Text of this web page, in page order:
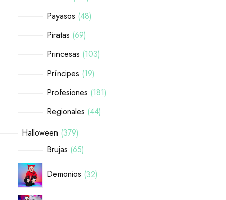
Payasos 48
Piratas 69
Princesas 103
Príncipes 19
Profesiones 181
Regionales 44
Halloween 379
Brujas 65
Demonios 32